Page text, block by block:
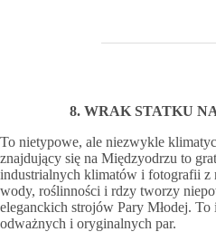
8. WRAK STATKU
To nietypowe, ale niezwykle
znajdujący się na Międzyodrzu to
industrialnych klimatów i fotografii z
wody, roślinności i rdzy tworzy
eleganckich strojów Pary Młodej. To
odważnych i oryginalnych par.